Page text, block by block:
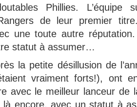
Phillies. L’équipe
de leur premier
une toute autre
statut à assumer…
la petite désillusion de
vraiment forts!), ont
avec le meilleur lanceur de
là encore, avec un statut à